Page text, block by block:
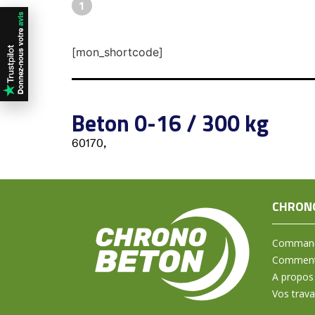
1
[mon_shortcode]
Beton 0-16 / 300 kg
60170,
A propos
Vos